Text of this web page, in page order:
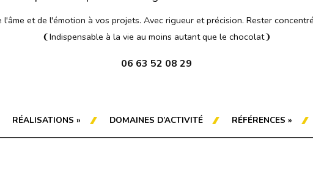
et de l'émotion à vos projets. Avec rigueur et précision. Rester
❨Indispensable à la vie au moins autant que le chocolat❩
06 63 52 08 29
RÉALISATIONS » DOMAINES D’ACTIVITÉ RÉFÉRENCES »